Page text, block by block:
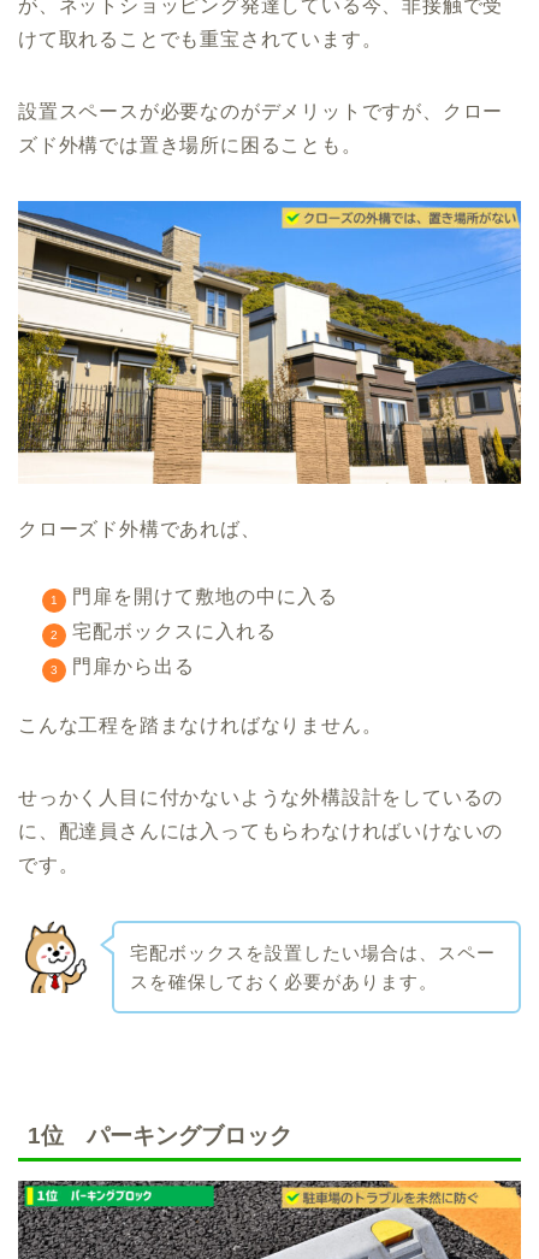
が、ネットショッピング発達している今、非接触で受
けて取れることでも重宝されています。
設置スペースが必要なのがデメリットですが、クロー
ズド外構では置き場所に困ることも。
クローズド外構であれば、
門扉を開けて敷地の中に入る
宅配ボックスに入れる
門扉から出る
こんな工程を踏まなければなりません。
せっかく人目に付かないような外構設計をしているの
に、配達員さんには入ってもらわなければいけないの
です。
宅配ボックスを設置したい場合は、スペー
スを確保しておく必要があります。
1位 パーキングブロック